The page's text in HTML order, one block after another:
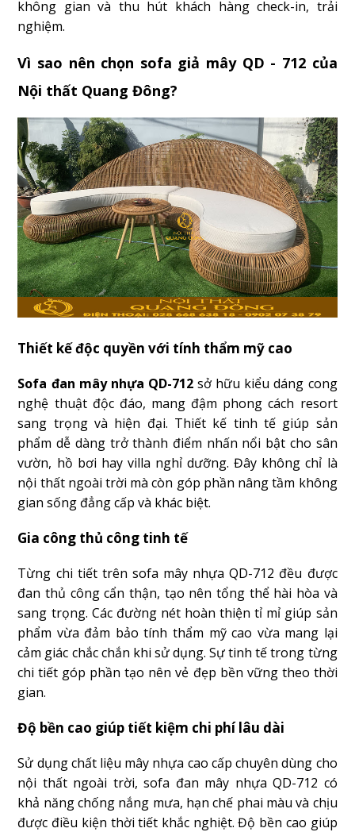
không gian và thu hút khách hàng check-in, trải
nghiệm.
Vì sao nên chọn sofa giả mây QD - 712 của
Nội thất Quang Đông?
Thiết kế độc quyền với tính thẩm mỹ cao
Sofa đan mây nhựa QD-712sở hữu kiểu dáng cong
nghệ thuật độc đáo, mang đậm phong cách resort
sang trọng và hiện đại. Thiết kế tinh tế giúp sản
phẩm dễ dàng trở thành điểm nhấn nổi bật cho sân
vườn, hồ bơi hay villa nghỉ dưỡng. Đây không chỉ là
nội thất ngoài trời mà còn góp phần nâng tầm không
gian sống đẳng cấp và khác biệt.
Gia công thủ công tinh tế
Từng chi tiết trên sofa mây nhựa QD-712 đều được
đan thủ công cẩn thận, tạo nên tổng thể hài hòa và
sang trọng. Các đường nét hoàn thiện tỉ mỉ giúp sản
phẩm vừa đảm bảo tính thẩm mỹ cao vừa mang lại
cảm giác chắc chắn khi sử dụng. Sự tinh tế trong từng
chi tiết góp phần tạo nên vẻ đẹp bền vững theo thời
gian.
Độ bền cao giúp tiết kiệm chi phí lâu dài
Sử dụng chất liệu mây nhựa cao cấp chuyên dùng cho
nội thất ngoài trời, sofa đan mây nhựa QD-712 có
khả năng chống nắng mưa, hạn chế phai màu và chịu
được điều kiện thời tiết khắc nghiệt. Độ bền cao giúp